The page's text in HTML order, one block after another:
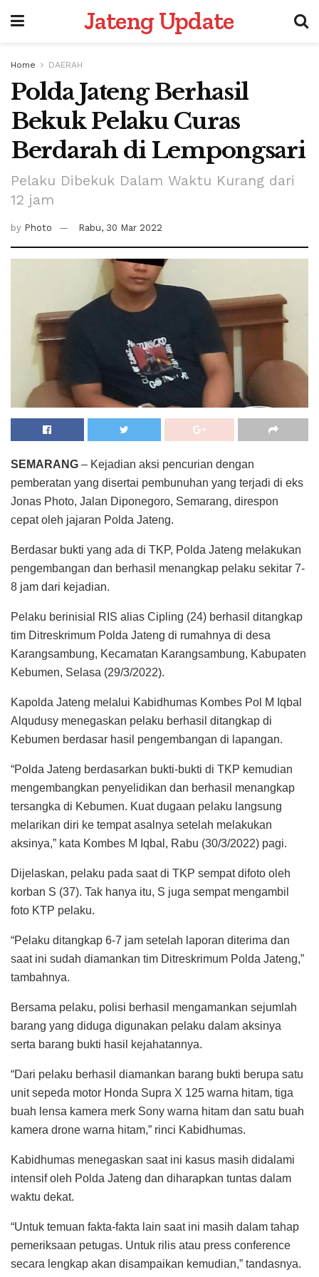
Jateng Update
Home DAERAH
Polda Jateng Berhasil
Bekuk Pelaku Curas
Berdarah di Lempongsari
Pelaku Dibekuk Dalam Waktu Kurang dari
12 jam
by Photo Rabu, 30 Mar 2022
SEMARANG – Kejadian aksi pencurian dengan
pemberatan yang disertai pembunuhan yang terjadi di eks
Jonas Photo, Jalan Diponegoro, Semarang, direspon
cepat oleh jajaran Polda Jateng.
Berdasar bukti yang ada di TKP, Polda Jateng melakukan
pengembangan dan berhasil menangkap pelaku sekitar 7-
8 jam dari kejadian.
Pelaku berinisial RIS alias Cipling (24) berhasil ditangkap
tim Ditreskrimum Polda Jateng di rumahnya di desa
Karangsambung, Kecamatan Karangsambung, Kabupaten
Kebumen, Selasa (29/3/2022).
Kapolda Jateng melalui Kabidhumas Kombes Pol M Iqbal
Alqudusy menegaskan pelaku berhasil ditangkap di
Kebumen berdasar hasil pengembangan di lapangan.
“Polda Jateng berdasarkan bukti-bukti di TKP kemudian
mengembangkan penyelidikan dan berhasil menangkap
tersangka di Kebumen. Kuat dugaan pelaku langsung
melarikan diri ke tempat asalnya setelah melakukan
aksinya,” kata Kombes M Iqbal, Rabu (30/3/2022) pagi.
Dijelaskan, pelaku pada saat di TKP sempat difoto oleh
korban S (37). Tak hanya itu, S juga sempat mengambil
foto KTP pelaku.
“Pelaku ditangkap 6-7 jam setelah laporan diterima dan
saat ini sudah diamankan tim Ditreskrimum Polda Jateng,”
tambahnya.
Bersama pelaku, polisi berhasil mengamankan sejumlah
barang yang diduga digunakan pelaku dalam aksinya
serta barang bukti hasil kejahatannya.
“Dari pelaku berhasil diamankan barang bukti berupa satu
unit sepeda motor Honda Supra X 125 warna hitam, tiga
buah lensa kamera merk Sony warna hitam dan satu buah
kamera drone warna hitam,” rinci Kabidhumas.
Kabidhumas menegaskan saat ini kasus masih didalami
intensif oleh Polda Jateng dan diharapkan tuntas dalam
waktu dekat.
“Untuk temuan fakta-fakta lain saat ini masih dalam tahap
pemeriksaan petugas. Untuk rilis atau press conference
secara lengkap akan disampaikan kemudian,” tandasnya.